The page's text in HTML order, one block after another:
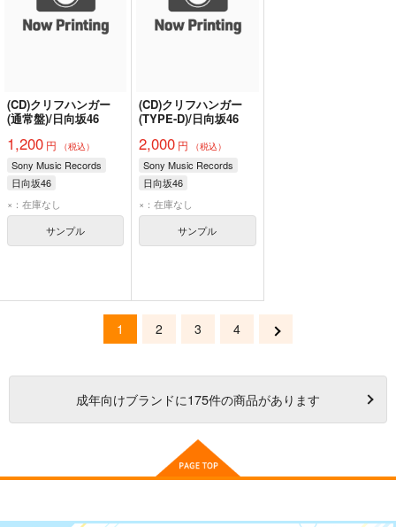
(CD)クリフハンガー
(通常盤)/日向坂46
1,200 円 （税込）
Sony Music Records
日向坂46
×：在庫なし
サンプル
(CD)クリフハンガー
(TYPE-D)/日向坂46
2,000 円 （税込）
Sony Music Records
日向坂46
×：在庫なし
サンプル
1 2 3 4
成年向けブランドに175件の商品があります